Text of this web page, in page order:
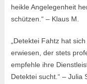
heikle Angelegenheit
schützen.“ – Klaus M.
„Detektei Fahtz hat
erwiesen, der stets
empfehle ihre
Detektei sucht.“ – Julia